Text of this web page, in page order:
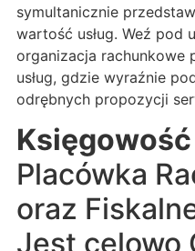
symultanicznie
wartość usług. Weź pod
organizacja rachunkowe
usług, gdzie wyraźnie
odrębnych propozycji
Księgowość
Placówka
oraz
Jest celowo